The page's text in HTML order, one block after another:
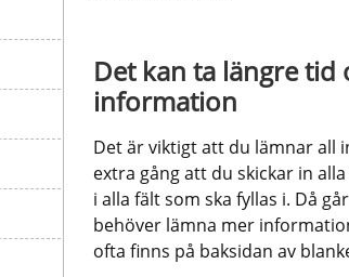
Det kan ta längre
information
Det är viktigt att du lämnar all
extra gång att du skickar in
i alla fält som ska fyllas i. Då
behöver lämna mer
ofta finns på baksidan av